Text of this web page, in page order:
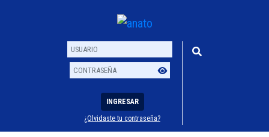
Usuario
Contraseña
INGRESAR
¿Olvidaste tu contraseña?